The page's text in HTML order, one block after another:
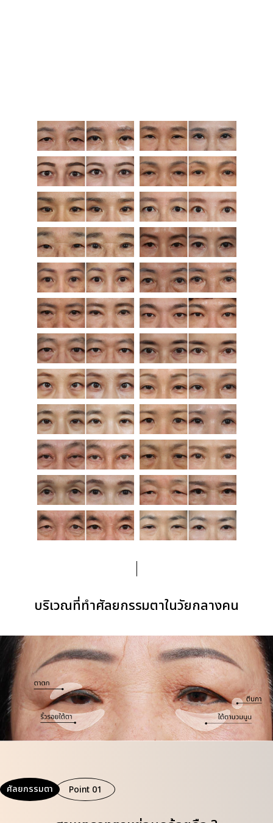
บริเวณที่ทำศัลยกรรมตาในวัยกลางคน
ศัลยกรรมตา Point 01